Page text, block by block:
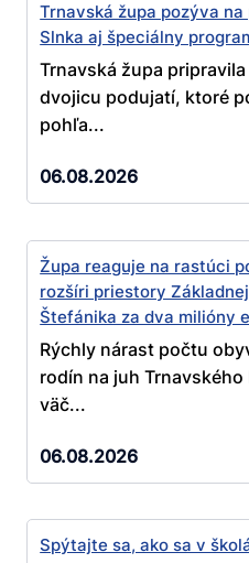
Trnavská župa pozýva
Slnka aj špeciálny
Trnavská župa
dvojicu podujatí, ktoré
pohľa...
06.08.2026
Župa reaguje na rastúci
rozšíri priestory
Štefánika za dva milióny
Rýchly nárast počtu
rodín na juh
väč...
06.08.2026
Spýtajte sa, ako sa v